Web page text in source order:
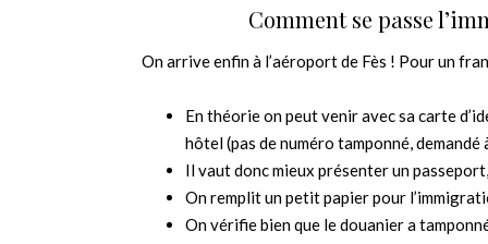
Comment se passe
On arrive enfin à l’aéroport de Fès ! Pour un
En théorie on peut venir avec sa carte
hôtel (pas de numéro tamponné,
Il vaut donc mieux présenter un
On remplit un petit papier pour
On vérifie bien que le douanier a